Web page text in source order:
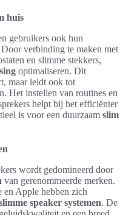
huis
gebruikers ook hun
verbinding te maken met
en slimme stekkers,
optimaliseren. Dit
maar leidt ook tot
Het instellen van routines en
helpt bij het efficiënter
is voor een duurzaam slim
wordt gedomineerd door
van gerenommeerde merken.
Apple hebben zich
speaker systemen. De